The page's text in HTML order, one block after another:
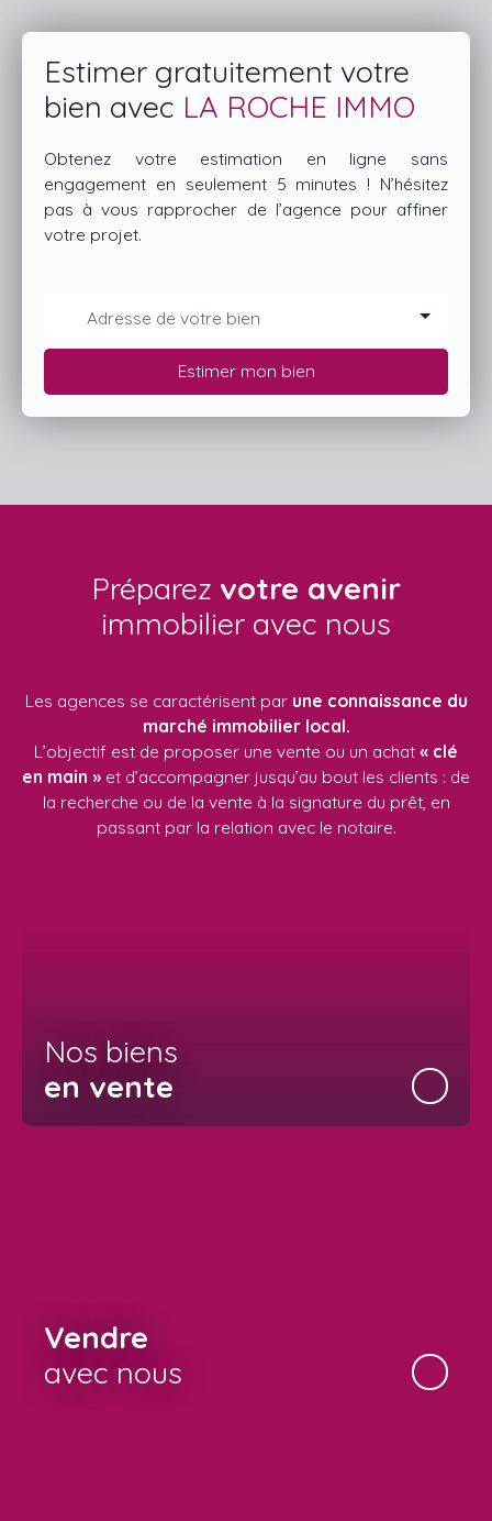
Estimer gratuitement votre
bien avec LA ROCHE IMMO
Obtenez votre estimation en ligne sans
engagement en seulement 5 minutes ! N’hésitez
pas à vous rapprocher de l’agence pour affiner
votre projet.
Adresse de votre bien
Estimer mon bien
Préparez votre avenir
immobilier avec nous
Les agences se caractérisent par une connaissance du
marché immobilier local.
L’objectif est de proposer une vente ou un achat « clé
en main » et d’accompagner jusqu’au bout les clients : de
la recherche ou de la vente à la signature du prêt, en
passant par la relation avec le notaire.
Nos biens
en vente
Vendre
avec nous